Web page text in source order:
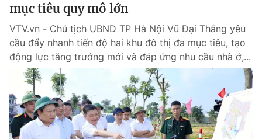
mục tiêu quy mô lớn
VTV.vn - Chủ tịch UBND TP Hà Nội Vũ Đại Thắng yêu
cầu đẩy nhanh tiến độ hai khu đô thị đa mục tiêu, tạo
động lực tăng trưởng mới và đáp ứng nhu cầu nhà ở,...